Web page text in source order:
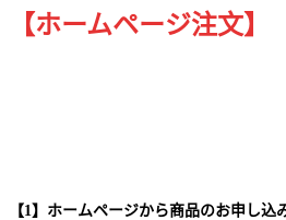
【ホームページ注文】
【1】ホームページから商品のお申し